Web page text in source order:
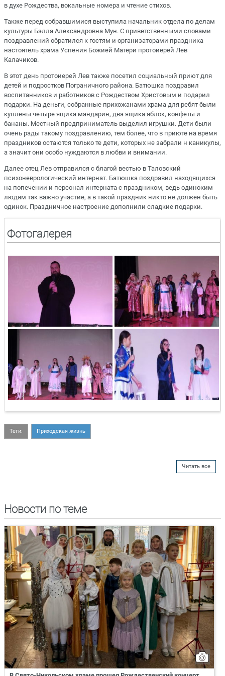
в духе Рождества, вокальные номера и чтение стихов.
Также перед собравшимися выступила начальник отдела по делам
культуры Бэлла Александровна Мун. С приветственными словами
поздравлений обратился к гостям и организаторами праздника
настоятель храма Успения Божией Матери протоиерей Лев
Калачиков.
В этот день протоиерей Лев также посетил социальный приют для
детей и подростков Пограничного района. Батюшка поздравил
воспитанников и работников с Рождеством Христовым и подарил
подарки. На деньги, собранные прихожанами храма для ребят были
куплены четыре ящика мандарин, два ящика яблок, конфеты и
бананы. Местный предприниматель выделил игрушки. Дети были
очень рады такому поздравлению, тем более, что в приюте на время
праздников остаются только те дети, которых не забрали н каникулы,
а значит они особо нуждаются в любви и внимании.
Далее отец Лев отправился с благой вестью в Таловский
психоневрологический интернат. Батюшка поздравил находящихся
на попечении и персонал интерната с праздником, ведь одиноким
людям так важно участие, а в такой праздник никто не должен быть
одинок. Праздничное настроение дополнили сладкие подарки.
Фотогалерея
Теги: Приходская жизнь
Читать все
Новости по теме